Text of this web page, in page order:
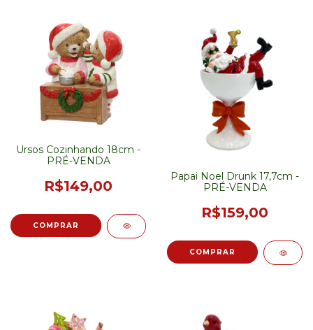
Ursos Cozinhando 18cm -
PRÉ-VENDA
R$149,00
Papai Noel Drunk 17,7cm -
PRÉ-VENDA
R$159,00